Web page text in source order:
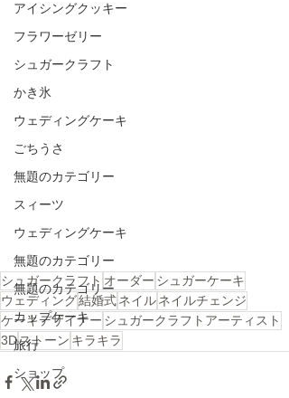
アイシングクッキー
フラワーゼリー
シュガークラフト
かき氷
ウェディングケーキ
ごちうさ
無題のカテゴリー
スィーツ
ウェディングケーキ
無題のカテゴリー
無題のカテゴリー
カップケーキ
旅行
ショップ
シュガークラフト オーダー シュガーケーキ
ウェディング結婚式ネイルネイルチェンジ
ケーキデザイナー シュガークラフトアーティスト
3Dストーン キラキラ